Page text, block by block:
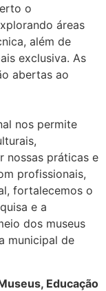
o
áreas
além de
exclusiva. As
abertas ao
nos permite
nossas práticas e
profissionais,
fortalecemos o
e a
dos museus
municipal de
Educação